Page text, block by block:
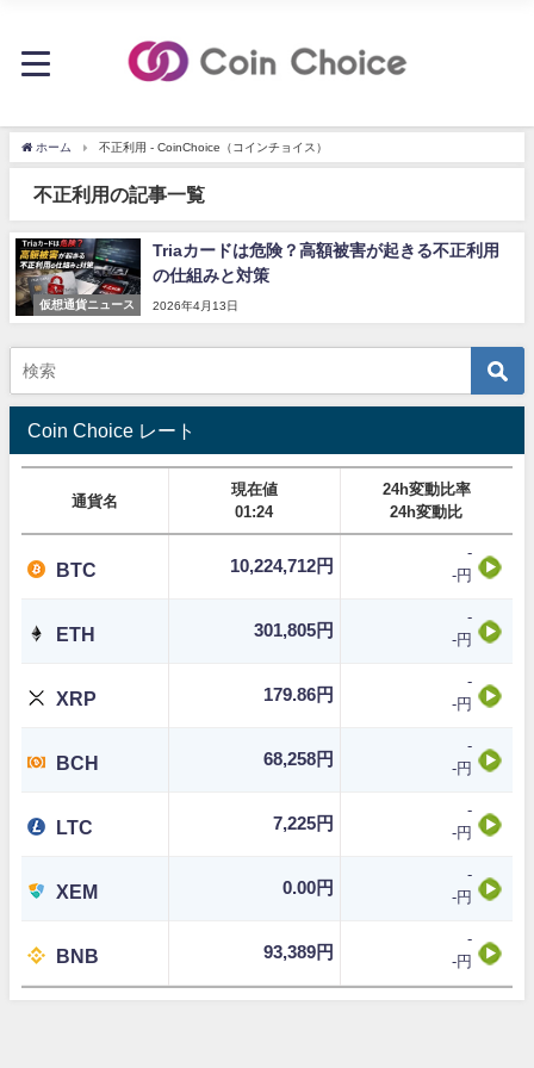
ホーム 不正利用 - CoinChoice（コインチョイス）
不正利用の記事一覧
仮想通貨ニュース
Triaカードは危険？高額被害が起きる不正利用
の仕組みと対策
2026年4月13日
Coin Choice レート
通貨名
現在値
01:24
24h変動比率
24h変動比
BTC 10,224,712円
-
-円
ETH 301,805円
-
-円
XRP 179.86円
-
-円
BCH 68,258円
-
-円
LTC 7,225円
-
-円
XEM 0.00円
-
-円
BNB 93,389円
-
-円